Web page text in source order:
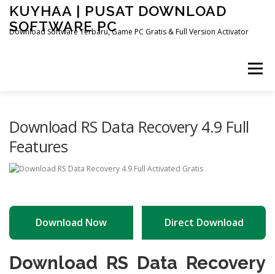
Skip
content
KUYHAA | PUSAT DOWNLOAD
SOFTWARE PC
Download Software Terbaru, Game PC Gratis & Full Version Activator
Menu
Download RS Data Recovery 4.9 Full
Features
Download Now Direct Download
Download RS Data Recovery